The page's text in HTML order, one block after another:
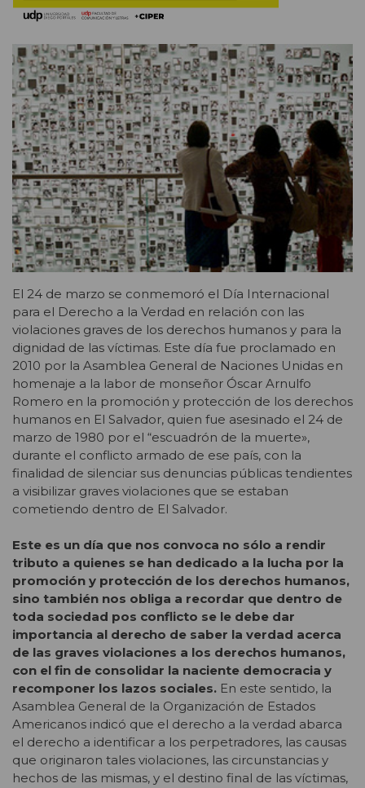
El 24 de marzo se conmemoró el Día Internacional
para el Derecho a la Verdad en relación con las
violaciones graves de los derechos humanos y para la
dignidad de las víctimas. Este día fue proclamado en
2010 por la Asamblea General de Naciones Unidas en
homenaje a la labor de monseñor Óscar Arnulfo
Romero en la promoción y protección de los derechos
humanos en El Salvador, quien fue asesinado el 24 de
marzo de 1980 por el “escuadrón de la muerte»,
durante el conflicto armado de ese país, con la
finalidad de silenciar sus denuncias públicas tendientes
a visibilizar graves violaciones que se estaban
cometiendo dentro de El Salvador.
Este es un día que nos convoca no sólo a rendir
tributo a quienes se han dedicado a la lucha por la
promoción y protección de los derechos humanos,
sino también nos obliga a recordar que dentro de
toda sociedad pos conflicto se le debe dar
importancia al derecho de saber la verdad acerca
de las graves violaciones a los derechos humanos,
con el fin de consolidar la naciente democracia y
recomponer los lazos sociales. En este sentido, la
Asamblea General de la Organización de Estados
Americanos indicó que el derecho a la verdad abarca
el derecho a identificar a los perpetradores, las causas
que originaron tales violaciones, las circunstancias y
hechos de las mismas, y el destino final de las víctimas,